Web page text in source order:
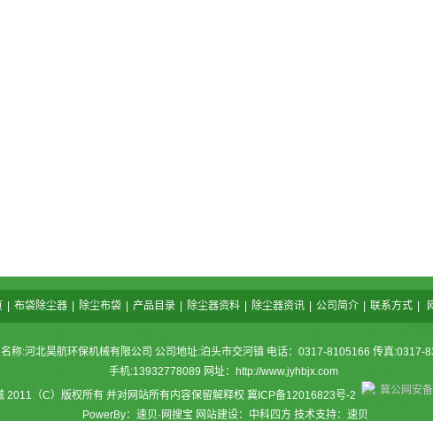
布袋除尘器 除尘布袋 产品目录 除尘器资料 除尘器资讯 公司简介 联系方式
称:河北昊航环保机械有限公司 公司地址:泊头市交河镇 电话：0317-8105166 传真:0317-
手机:13932778089 网址：
http://www.jyhbjx.com
2011（C）版权所有 并对网站所有内容保留解释权 冀ICP备12016823号-2
冀公网安
PowerBy：速贝·网搜宝 网站建设：中科四方 技术支持：速贝